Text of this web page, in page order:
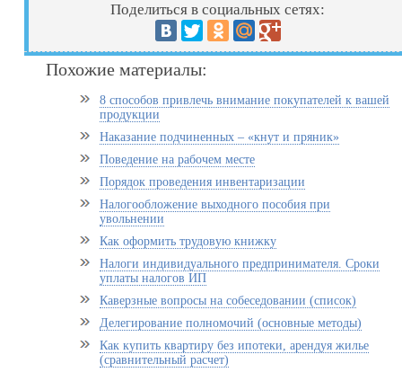
Поделиться в социальных сетях:
Похожие материалы:
8 способов привлечь внимание покупателей к вашей
продукции
Наказание подчиненных – «кнут и пряник»
Поведение на рабочем месте
Порядок проведения инвентаризации
Налогообложение выходного пособия при
увольнении
Как оформить трудовую книжку
Налоги индивидуального предпринимателя. Сроки
уплаты налогов ИП
Каверзные вопросы на собеседовании (список)
Делегирование полномочий (основные методы)
Как купить квартиру без ипотеки, арендуя жилье
(сравнительный расчет)